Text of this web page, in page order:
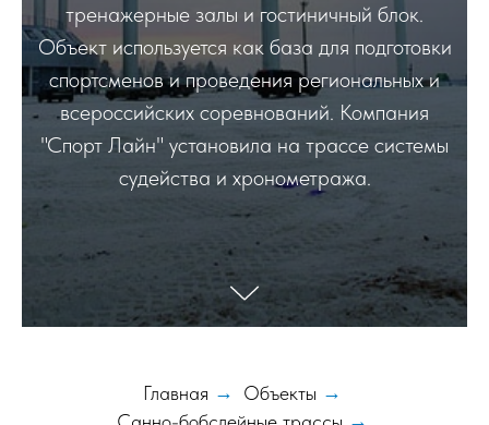
тренажерные залы и гостиничный блок.
Объект используется как база для подготовки
спортсменов и проведения региональных и
всероссийских соревнований. Компания
"Спорт Лайн" установила на трассе системы
судейства и хронометража.
Главная → Объекты →